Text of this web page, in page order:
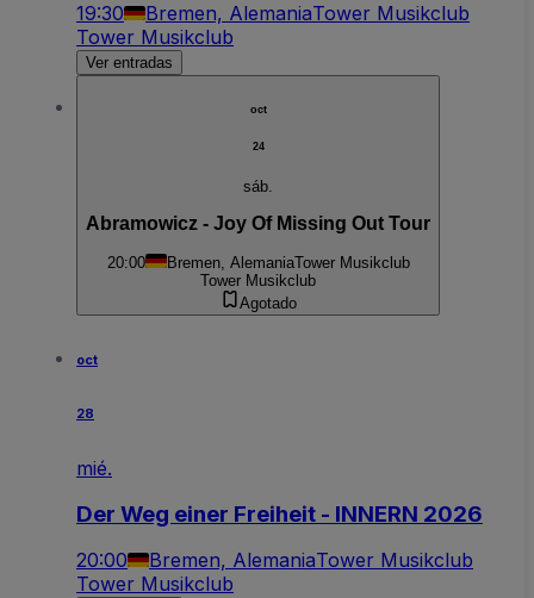
19:30 Bremen, AlemaniaTower Musikclub
Tower Musikclub
Ver entradas
oct
24
sáb.
Abramowicz - Joy Of Missing Out Tour
20:00 Bremen, AlemaniaTower Musikclub
Tower Musikclub
Agotado
oct
28
mié.
Der Weg einer Freiheit - INNERN 2026
20:00 Bremen, AlemaniaTower Musikclub
Tower Musikclub